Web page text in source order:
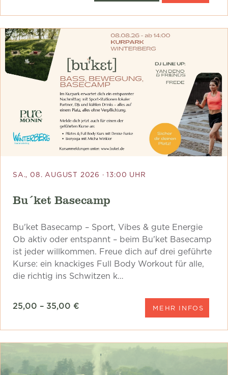
SA., 08. AUGUST 2026 · 13:00 UHR
Bu´ket Basecamp
Bu'ket Basecamp – Sport, Vibes & gute Energie
Ob aktiv oder entspannt – beim Bu'ket Basecamp
ist jeder willkommen. Freue dich auf drei geführte
Kurse: ein knackiges Full Body Workout für alle,
die richtig ins Schwitzen k…
25,00 – 35,00 € MEHR INFOS